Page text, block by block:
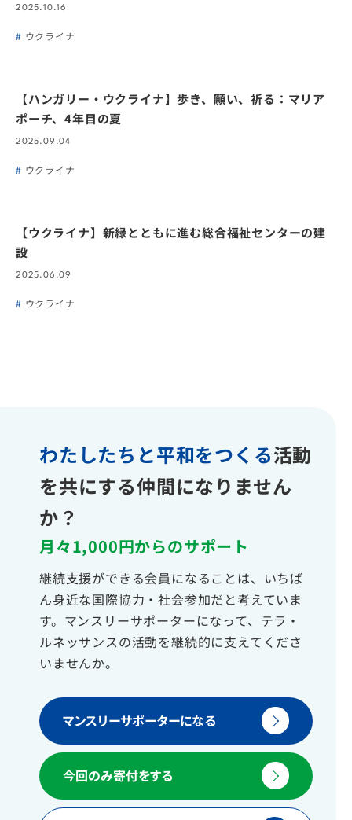
2025.10.16
ウクライナ
【ハンガリー・ウクライナ】歩き、願い、祈る：マリア
ポーチ、4年目の夏
2025.09.04
ウクライナ
【ウクライナ】新緑とともに進む総合福祉センターの建
設
2025.06.09
ウクライナ
わたしたちと平和をつくる活動
を共にする仲間になりません
か？
月々1,000円からのサポート
継続支援ができる会員になることは、いちば
ん身近な国際協力・社会参加だと考えていま
す。マンスリーサポーターになって、テラ・
ルネッサンスの活動を継続的に支えてくださ
いませんか。
マンスリーサポーターになる
今回のみ寄付をする